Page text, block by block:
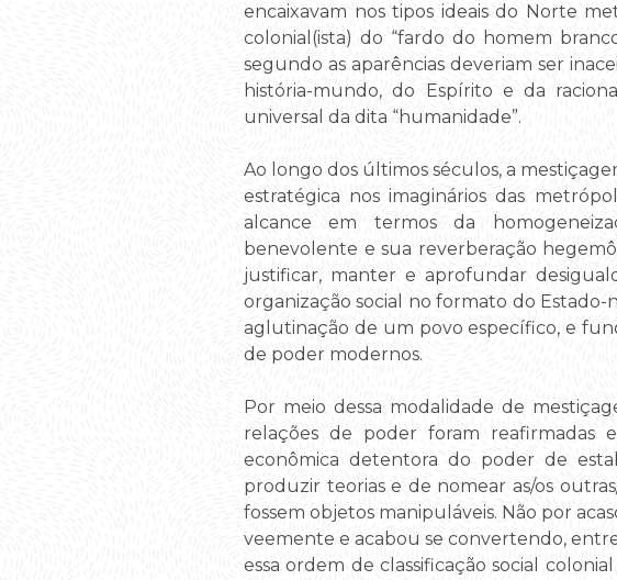
encaixavam nos tipos ideais do Norte
colonial(ista) do “fardo do homem
segundo as aparências deveriam ser
história-mundo, do Espírito e da
universal da dita “humanidade”.
Ao longo dos últimos séculos, a
estratégica nos imaginários das
alcance em termos da
benevolente e sua reverberação
justificar, manter e aprofundar
organização social no formato do
aglutinação de um povo específico, e
de poder modernos.
Por meio dessa modalidade de
relações de poder foram reafirmadas
econômica detentora do poder de
produzir teorias e de nomear as/os
fossem objetos manipuláveis. Não por
veemente e acabou se convertendo,
essa ordem de classificação social